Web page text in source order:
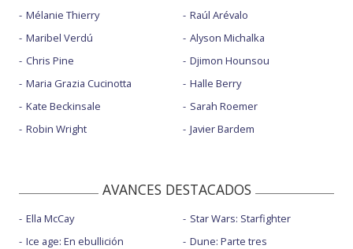
Mélanie Thierry
Maribel Verdú
Chris Pine
Maria Grazia Cucinotta
Kate Beckinsale
Robin Wright
Raúl Arévalo
Alyson Michalka
Djimon Hounsou
Halle Berry
Sarah Roemer
Javier Bardem
AVANCES DESTACADOS
Ella McCay
Ice age: En ebullición
Star Wars: Starfighter
Dune: Parte tres